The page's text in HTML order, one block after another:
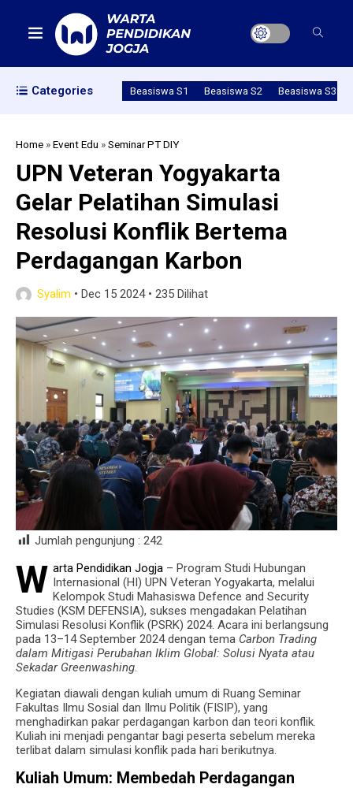
Categories Beasiswa S1 Beasiswa S2 Beasiswa S3
Home »Event Edu »Seminar PT DIY
UPN Veteran Yogyakarta
Gelar Pelatihan Simulasi
Resolusi Konflik Bertema
Perdagangan Karbon
Syalim • Dec 15 2024• 235 Dilihat
Jumlah pengunjung : 242
W arta Pendidikan Jogja – Program Studi Hubungan
Internasional (HI) UPN Veteran Yogyakarta, melalui
Kelompok Studi Mahasiswa Defence and Security
Studies (KSM DEFENSIA), sukses mengadakan Pelatihan
Simulasi Resolusi Konflik (PSRK) 2024. Acara ini berlangsung
pada 13–14 September 2024 dengan tema Carbon Trading
dalam Mitigasi Perubahan Iklim Global: Solusi Nyata atau
Sekadar Greenwashing.
Kegiatan diawali dengan kuliah umum di Ruang Seminar
Fakultas Ilmu Sosial dan Ilmu Politik (FISIP), yang
menghadirkan pakar perdagangan karbon dan teori konflik.
Kuliah ini menjadi pengantar bagi peserta sebelum mereka
terlibat dalam simulasi konflik pada hari berikutnya.
Kuliah Umum: Membedah Perdagangan